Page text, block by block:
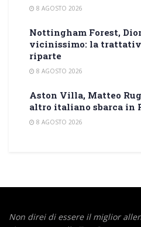
8 AGOSTO 2026
Nottingham Forest,
vicinissimo: la
riparte
8 AGOSTO 2026
Aston Villa, Matteo
altro italiano sbarca in
8 AGOSTO 2026
Non direi di essere il miglior